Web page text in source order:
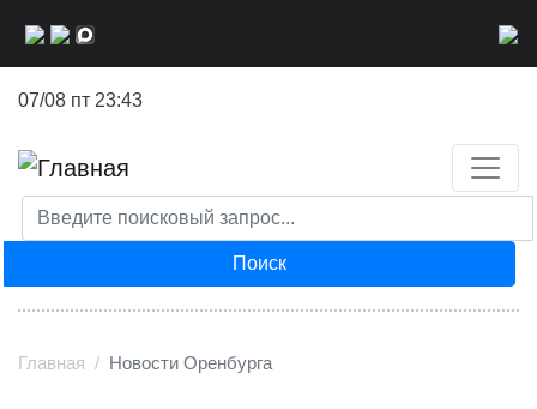
07/08 пт 23:43
Поиск
Главная Новости Оренбурга